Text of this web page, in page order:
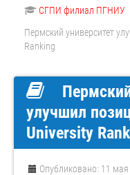
СГПИ филиал ПГНИУ
Пермский университет
Ranking
улучшил
University
Опубликовано: 11